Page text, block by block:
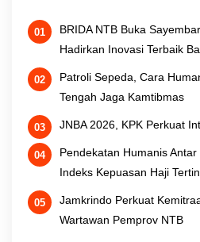
BRIDA NTB Buka
Hadirkan Inovasi Terbaik
Patroli Sepeda, Cara
Tengah Jaga Kamtibmas
JNBA 2026, KPK Perkuat
Pendekatan Humanis
Indeks Kepuasan Haji
Jamkrindo Perkuat
Wartawan Pemprov NTB